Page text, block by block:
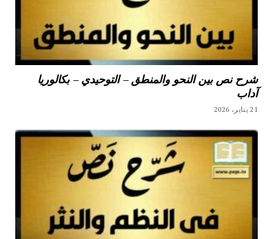
شرح نص بين النحو والمنطق – التوحيدي – بكالوريا
آداب
21 يناير، 2026